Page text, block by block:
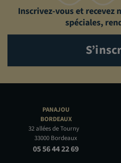
Inscrivez-vous et recevez
spéciales,
PANAJOU
BORDEAUX
32 allées de Tourny
33000 Bordeaux
05 56 44 22 69